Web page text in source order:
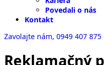
Povedali o nás
Kontakt
Zavolajte nám, 0949 407 875
Reklamačný